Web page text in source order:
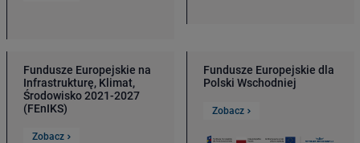
Fundusze Europejskie na
Infrastrukturę, Klimat,
Środowisko 2021-2027
(FEnIKS)
Zobacz
Fundusze Europejskie dla
Polski Wschodniej
Zobacz